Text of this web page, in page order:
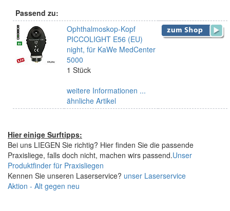
Passend zu:
Ophthalmoskop-Kopf
PICCOLIGHT E56 (EU)
night, für KaWe MedCenter
5000
1 Stück
weitere Informationen ...
ähnliche Artikel
Hier einige Surftipps:
Bei uns LIEGEN Sie richtig? Hier finden Sie die passende
Praxisliege, falls doch nicht, machen wirs passend.Unser
Produktfinder für Praxisliegen
Kennen Sie unseren Laserservice? unser Laserservice
Aktion - Alt gegen neu